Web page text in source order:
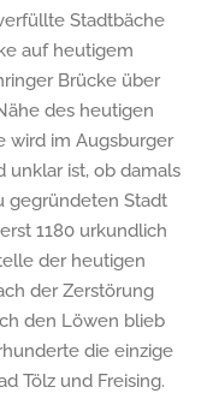
Stadtbäche
auf heutigem
Brücke über
des heutigen
wird im Augsburger
unklar ist, ob damals
gegründeten Stadt
1180 urkundlich
der heutigen
der Zerstörung
den Löwen blieb
die einzige
Tölz und Freising.